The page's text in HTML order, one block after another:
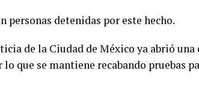
personas detenidas por este hecho.
de la Ciudad de México ya abrió
que se mantiene recabando pruebas